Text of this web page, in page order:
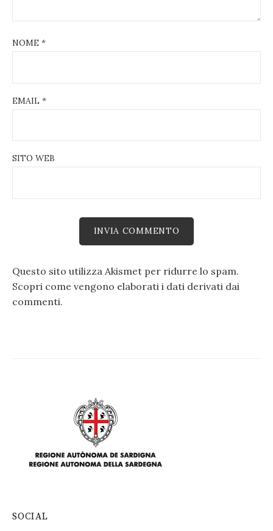
NOME *
EMAIL *
SITO WEB
Questo sito utilizza Akismet per ridurre lo spam.
Scopri come vengono elaborati i dati derivati dai
commenti.
SOCIAL